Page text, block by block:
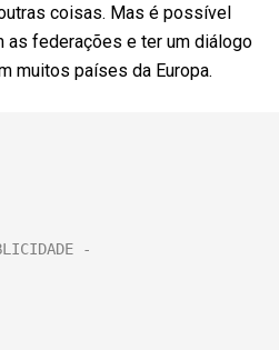
coisas. Mas é possível
as federações e ter um diálogo
muitos países da Europa.